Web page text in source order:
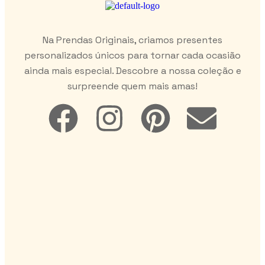
Na Prendas Originais, criamos presentes
personalizados únicos para tornar cada ocasião
ainda mais especial. Descobre a nossa coleção e
surpreende quem mais amas!